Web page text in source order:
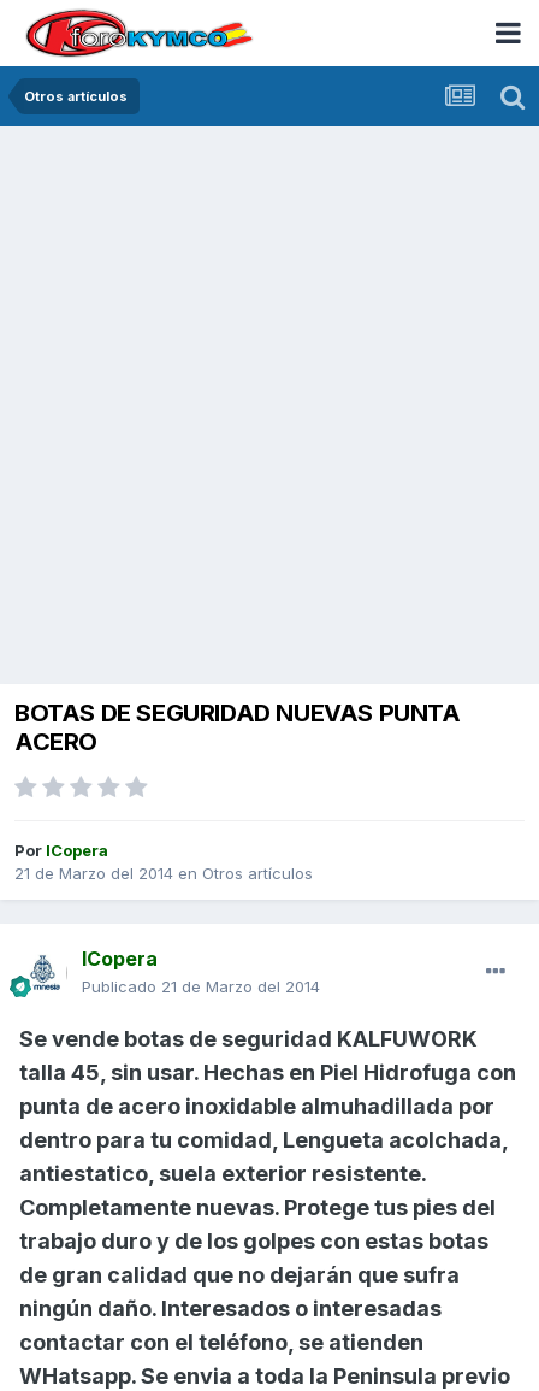
Otros artículos
BOTAS DE SEGURIDAD NUEVAS PUNTA
ACERO
Por ICopera
21 de Marzo del 2014 en Otros artículos
ICopera
Publicado 21 de Marzo del 2014
Se vende botas de seguridad KALFUWORK
talla 45, sin usar. Hechas en Piel Hidrofuga con
punta de acero inoxidable almuhadillada por
dentro para tu comidad, Lengueta acolchada,
antiestatico, suela exterior resistente.
Completamente nuevas. Protege tus pies del
trabajo duro y de los golpes con estas botas
de gran calidad que no dejarán que sufra
ningún daño. Interesados o interesadas
contactar con el teléfono, se atienden
WHatsapp. Se envia a toda la Peninsula previo